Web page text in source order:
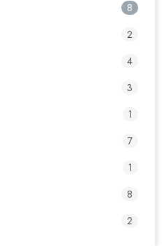
8
2
4
3
1
7
1
8
2